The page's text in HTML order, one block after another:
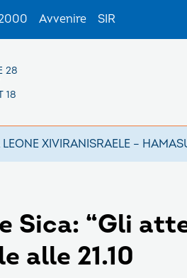
Avvenire SIR
28
18
LEONE XIVIRANISRAELE – HAMAS
Sica: “Gli
alle 21.10